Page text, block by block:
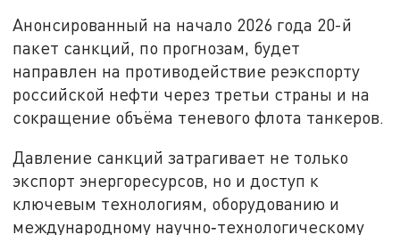
Анонсированный на начало 2026 года 20-й
пакет санкций, по прогнозам, будет
направлен на противодействие реэкспорту
российской нефти через третьи страны и на
сокращение объёма теневого флота танкеров.
Давление санкций затрагивает не только
экспорт энергоресурсов, но и доступ к
ключевым технологиям, оборудованию и
международному научно‑технологическому